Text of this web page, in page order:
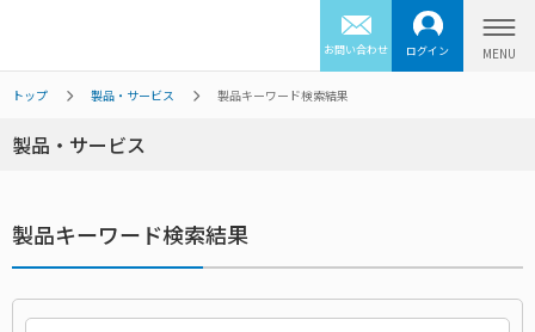
お問い合わせ ログイン
トップ 製品・サービス 製品キーワード検索結果
製品・サービス
製品キーワード検索結果